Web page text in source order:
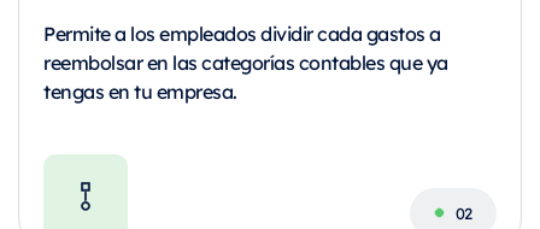
Permite a los empleados dividir cada gastos a
reembolsar en las categorías contables que ya
tengas en tu empresa.